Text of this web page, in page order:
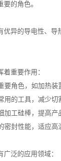
的角色。
异的导电性、
重要作用：
角色，如加热
的工具，减少切
工硅棒，提高产
封性能，适应高
泛的应用领域：